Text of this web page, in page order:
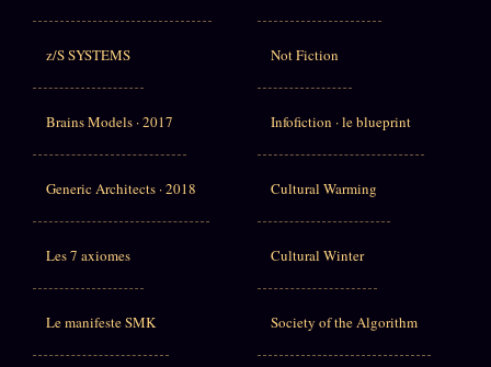
z/S SYSTEMS
Brains Models · 2017
Generic Architects · 2018
Les 7 axiomes
Le manifeste SMK
Not Fiction
Infofiction · le blueprint
Cultural Warming
Cultural Winter
Society of the Algorithm